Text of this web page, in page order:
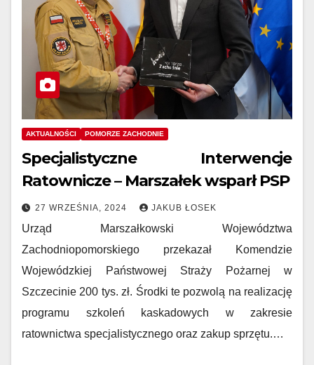
AKTUALNOŚCI POMORZE ZACHODNIE
Specjalistyczne Interwencje
Ratownicze – Marszałek wsparł PSP
27 WRZEŚNIA, 2024 JAKUB ŁOSEK
Urząd Marszałkowski Województwa
Zachodniopomorskiego przekazał Komendzie
Wojewódzkiej Państwowej Straży Pożarnej w
Szczecinie 200 tys. zł. Środki te pozwolą na realizację
programu szkoleń kaskadowych w zakresie
ratownictwa specjalistycznego oraz zakup sprzętu.…